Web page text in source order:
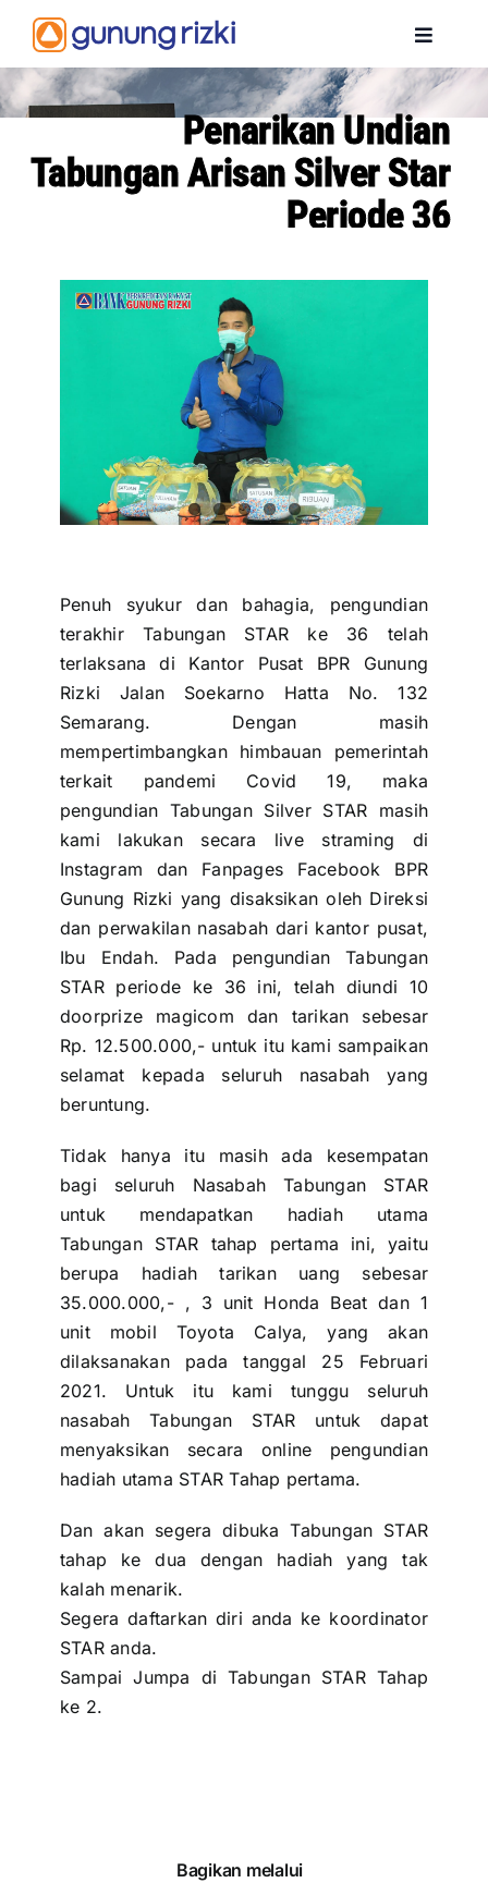
content
Toggle
BERANDA
PROFIL
PRODUK
Penarikan Undian
Tabungan Arisan Silver Star
Periode 36
Penuh syukur dan bahagia, pengundian
terakhirTabungan STAR ke 36 telah
terlaksana di Kantor Pusat BPR Gunung
Rizki Jalan Soekarno Hatta No. 132
Semarang. Dengan masih
mempertimbangkan himbauan pemerintah
terkait pandemi Covid 19, maka
pengundian Tabungan Silver STAR masih
kami lakukan secara live straming di
Instagram dan Fanpages Facebook BPR
Gunung Rizki yang disaksikan oleh Direksi
dan perwakilan nasabah dari kantor pusat,
Ibu Endah. Pada pengundian Tabungan
STAR periode ke 36 ini, telah diundi 10
doorprize magicom dan tarikan sebesar
Rp. 12.500.000,- untuk itu kami sampaikan
selamat kepada seluruh nasabah yang
beruntung.
Tidak hanya itu masih ada kesempatan
bagi seluruh NasabahTabungan STAR
untuk mendapatkan hadiah utama
Tabungan STAR tahap pertama ini, yaitu
berupa hadiah tarikan uang sebesar
35.000.000,- , 3 unit Honda Beat dan 1
unit mobil Toyota Calya, yang akan
dilaksanakan pada tanggal 25 Februari
2021. Untuk itu kami tunggu seluruh
nasabah Tabungan STAR untuk dapat
menyaksikan secara online pengundian
hadiah utama STAR Tahap pertama.
Dan akan segera dibuka Tabungan STAR
tahap ke dua dengan hadiah yang tak
kalah menarik.
Segera daftarkan diri anda ke koordinator
STAR anda.
Sampai Jumpa di Tabungan STAR Tahap
ke 2.
Bagikan melalui